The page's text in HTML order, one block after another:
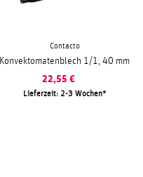
Contacto
Konvektomatenblech 1/1, 40 mm
22,55 €
Lieferzeit: 2-3 Wochen